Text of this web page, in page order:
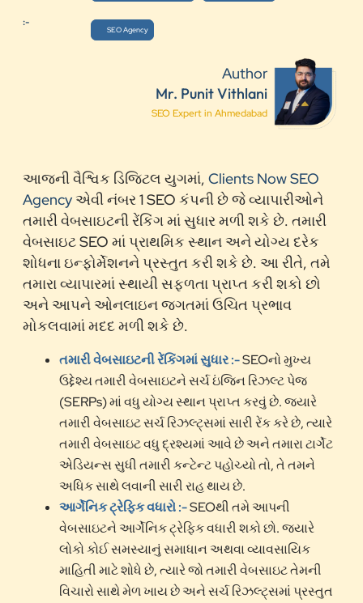
:-
SEO Agency
Author
Mr. Punit Vithlani
SEO Expert in Ahmedabad
આજની વૈશ્વિક ડિજિટલ યુગમાં, Clients Now SEO
Agency એવી નંબર 1 SEO કંપની છે જે વ્યાપારીઓને
તમારી વેબસાઇટની રેંકિંગ માં સુધાર મળી શકે છે. તમારી
વેબસાઇટ SEO માં પ્રાથમિક સ્થાન અને યોગ્ય દરેક
શોધના ઇન્ફોર્મેશનને પ્રસ્તુત કરી શકે છે. આ રીતે, તમે
તમારા વ્યાપારમાં સ્થાયી સફળતા પ્રાપ્ત કરી શકો છો
અને આપને ઓનલાઇન જગતમાં ઉચિત પ્રભાવ
મોકલવામાં મદદ મળી શકે છે.
તમારી વેબસાઇટની રેંકિંગમાં સુધાર :-SEOનો મુખ્ય
ઉદ્દેશ્ય તમારી વેબસાઇટને સર્ચ ઇંજિન રિઝલ્ટ પેજ
(SERPs) માં વધુ યોગ્ય સ્થાન પ્રાપ્ત કરવું છે. જ્યારે
તમારી વેબસાઇટ સર્ચ રિઝલ્ટ્સમાં સારી રેંક કરે છે, ત્યારે
તમારી વેબસાઇટ વધુ દ્રશ્યમાં આવે છે અને તમારા ટાર્ગેટ
એડિયન્સ સુધી તમારી કન્ટેન્ટ પહોચ્યો તો, તે તમને
અધિક સાથે લવાની સારી રાહ થાય છે.
આર્ગેનિક ટ્રેફિક વધારો :-SEOથી તમે આપની
વેબસાઇટને આર્ગેનિક ટ્રેફિક વધારી શકો છો. જ્યારે
લોકો કોઈ સમસ્યાનું સમાધાન અથવા વ્યાવસાયિક
માહિતી માટે શોધે છે, ત્યારે જો તમારી વેબસાઇટ તેમની
વિચારો સાથે મેળ ખાય છે અને સર્ચ રિઝલ્ટ્સમાં પ્રસ્તુત